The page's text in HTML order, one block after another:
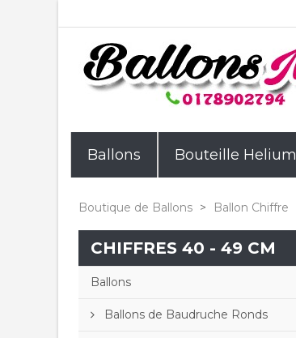
Ballons Bouteille Helium
Boutique de Ballons > Ballon Chiffre
CHIFFRES 40 - 49 CM
Ballons
Ballons de Baudruche Ronds